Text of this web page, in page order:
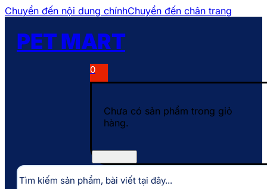
Chuyển đến nội dung chínhChuyển đến chân trang
PET MART
Tìm
kiếm
0
Chưa có sản phẩm trong giỏ
hàng.